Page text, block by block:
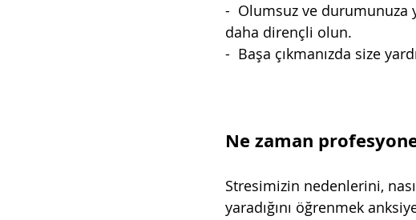
-  Olumsuz ve durumunuza
daha dirençli olun.
-  Başa çıkmanızda size
Ne zaman
Stresimizin nedenlerini,
yaradığını öğrenmek